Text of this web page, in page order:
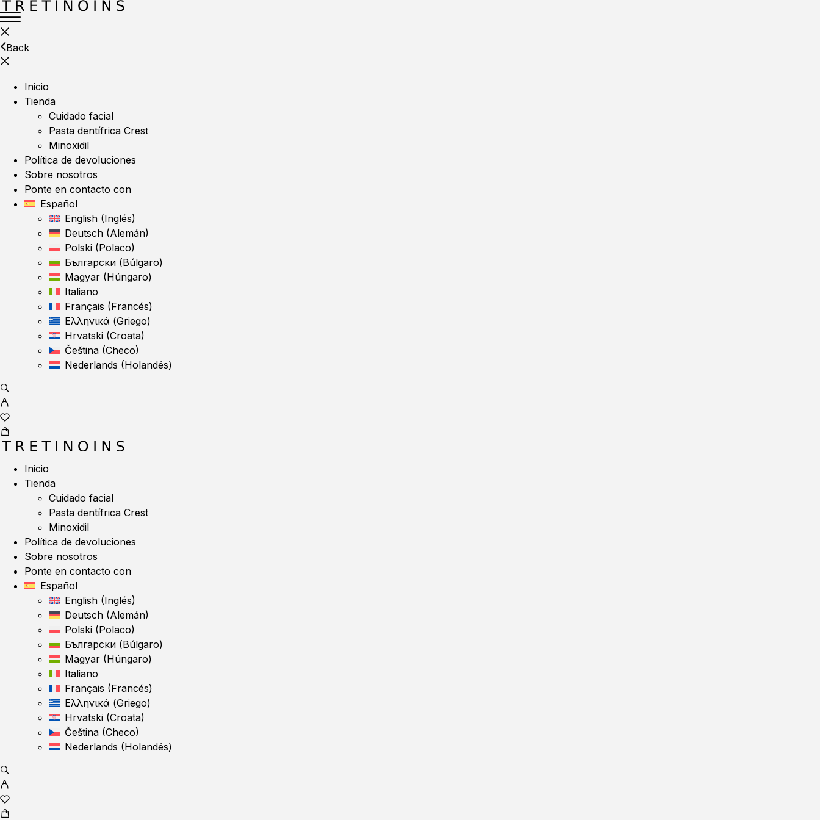
Back
Inicio
Tienda
Cuidado facial
Pasta dentífrica Crest
Minoxidil
Política de devoluciones
Sobre nosotros
Ponte en contacto con
Español
English (Inglés)
Deutsch (Alemán)
Polski (Polaco)
Български (Búlgaro)
Magyar (Húngaro)
Italiano
Français (Francés)
Ελληνικά (Griego)
Hrvatski (Croata)
Čeština (Checo)
Nederlands (Holandés)
Inicio
Tienda
Cuidado facial
Pasta dentífrica Crest
Minoxidil
Política de devoluciones
Sobre nosotros
Ponte en contacto con
Español
English (Inglés)
Deutsch (Alemán)
Polski (Polaco)
Български (Búlgaro)
Magyar (Húngaro)
Italiano
Français (Francés)
Ελληνικά (Griego)
Hrvatski (Croata)
Čeština (Checo)
Nederlands (Holandés)